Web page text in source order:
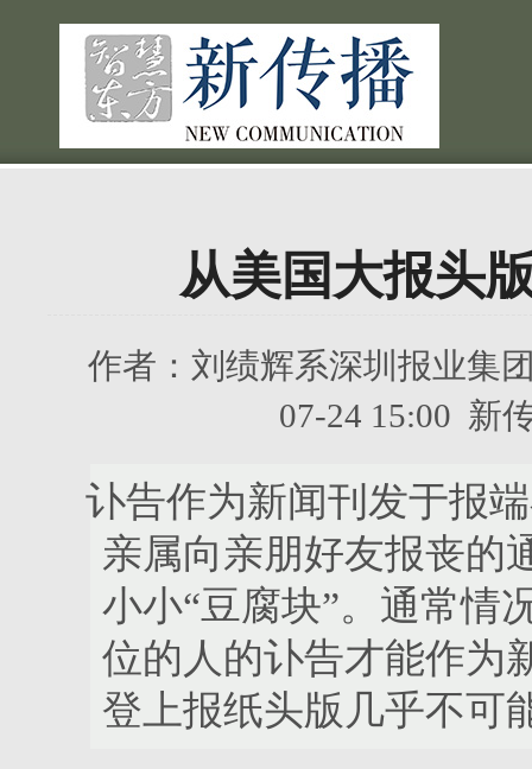
从美国大报头
作者： 刘绩辉系深圳报业集
07-24 15:00 新
讣告作为新闻刊发于报
亲属向亲朋好友报丧的
小小“豆腐块”。通常情
位的人的讣告才能作为
登上报纸头版几乎不可